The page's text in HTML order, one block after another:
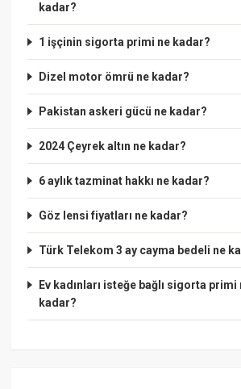
kadar?
1 işçinin sigorta primi ne kadar?
Dizel motor ömrü ne kadar?
Pakistan askeri gücü ne kadar?
2024 Çeyrek altın ne kadar?
6 aylık tazminat hakkı ne kadar?
Göz lensi fiyatları ne kadar?
Türk Telekom 3 ay cayma bedeli ne
Ev kadınları isteğe bağlı sigorta primi
kadar?